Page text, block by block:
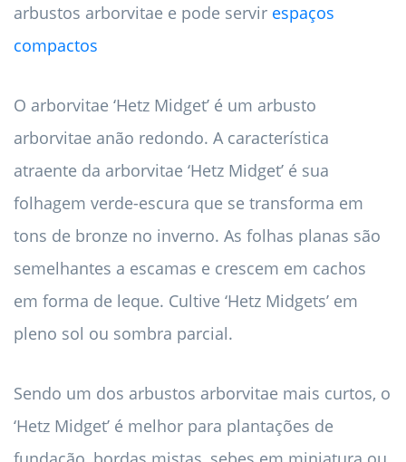
arbustos arborvitae e pode servir espaços
compactos
O arborvitae ‘Hetz Midget’ é um arbusto
arborvitae anão redondo. A característica
atraente da arborvitae ‘Hetz Midget’ é sua
folhagem verde-escura que se transforma em
tons de bronze no inverno. As folhas planas são
semelhantes a escamas e crescem em cachos
em forma de leque. Cultive ‘Hetz Midgets’ em
pleno sol ou sombra parcial.
Sendo um dos arbustos arborvitae mais curtos, o
‘Hetz Midget’ é melhor para plantações de